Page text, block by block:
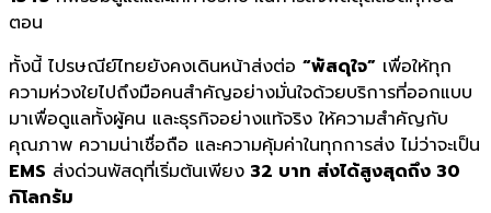
ตอน
ทั้งนี้ ไปรษณีย์ไทยยังคงเดินหน้าส่งต่อ “พัสดุใจ” เพื่อให้ทุก
ความห่วงใยไปถึงมือคนสำคัญอย่างมั่นใจด้วยบริการที่ออกแบบ
มาเพื่อดูแลทั้งผู้คน และธุรกิจอย่างแท้จริง ให้ความสำคัญกับ
คุณภาพ ความน่าเชื่อถือ และความคุ้มค่าในทุกการส่ง ไม่ว่าจะเป็น
EMS ส่งด่วนพัสดุที่เริ่มต้นเพียง 32 บาท ส่งได้สูงสุดถึง 30
กิโลกรัม